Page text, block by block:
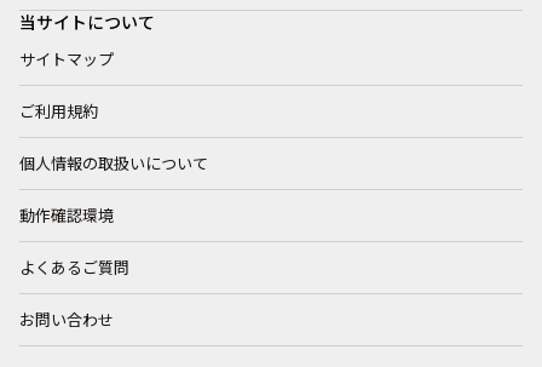
当サイトについて
サイトマップ
ご利用規約
個人情報の取扱いについて
動作確認環境
よくあるご質問
お問い合わせ